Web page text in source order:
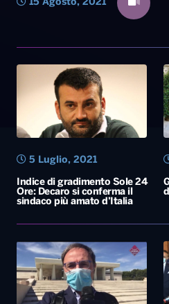
15 Agosto, 2021
Indice di gradimento Sole 24
Ore: Decaro si conferma il
sindaco più amato d’Italia
5 Luglio, 2021